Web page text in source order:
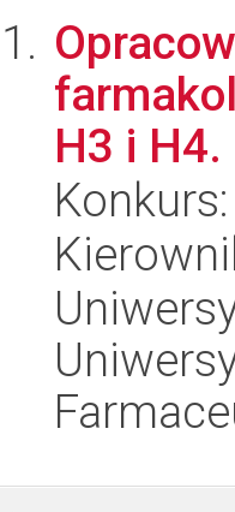
H3 i H4.
Konkurs: